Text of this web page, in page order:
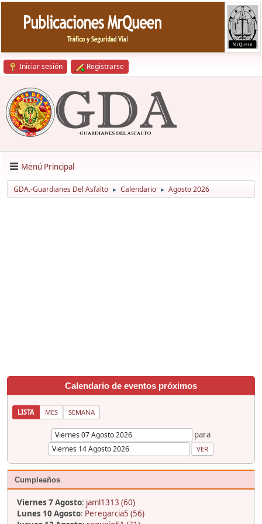
Iniciar sesión Registrarse
Menú Principal
GDA.-Guardianes Del Asfalto ► Calendario ► Agosto 2026
Calendario de eventos próximos
LISTA MES SEMANA
para
Cumpleaños
Viernes 7 Agosto: jaml1313 (60)
Lunes 10 Agosto: Peregarcia5 (56)